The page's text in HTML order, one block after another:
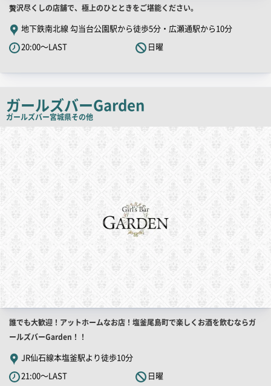
店
舗
PR
キ
コ
ピ
贅沢尽くしの店舗で、極上のひとときをご堪能ください。
地下鉄南北線 勾当台公園駅から徒歩5分・広瀬通駅から10分
20:00～LAST
日曜
ガールズバーGarden
ガールズバー宮城県その他
店
舗
PR
店
舗
PR
キ
ャ
誰でも大歓迎！アットホームなお店！塩釜尾島町で楽しくお酒を飲むならガ
ールズバーGarden！！
JR仙石線本塩釜駅より徒歩10分
21:00～LAST
日曜